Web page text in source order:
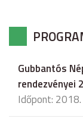
Gubbantós
rendezvényei
Időpont: